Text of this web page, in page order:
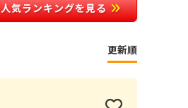
人気ランキングを見る
更新順